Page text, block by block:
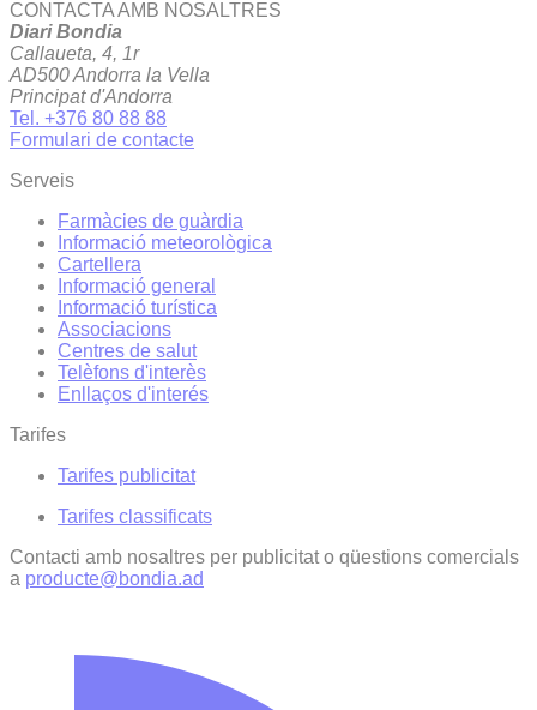
CONTACTA AMB NOSALTRES
Diari Bondia
Callaueta, 4, 1r
AD500 Andorra la Vella
Principat d'Andorra
Tel. +376 80 88 88
Formulari de contacte
Serveis
Farmàcies de guàrdia
Informació meteorològica
Cartellera
Informació general
Informació turística
Associacions
Centres de salut
Telèfons d'interès
Enllaços d'interés
Tarifes
Tarifes publicitat
Tarifes classificats
Contacti amb nosaltres per publicitat o qüestions comercials
a producte@bondia.ad